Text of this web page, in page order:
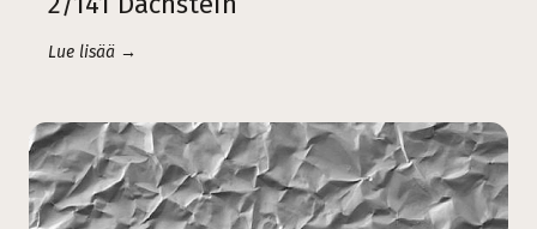
Lue lisää →